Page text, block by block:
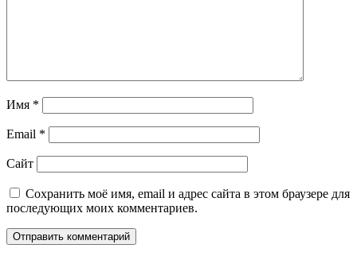
Имя *
Email *
Сайт
Сохранить моё имя, email и адрес сайта в этом браузере для
последующих моих комментариев.